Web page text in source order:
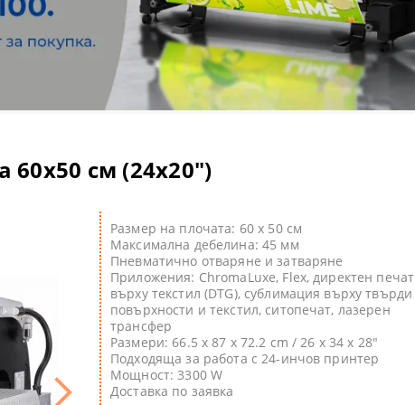
S - солвентни широкоформатни принтери
V - UV LED принтери
T - широкоформатни принтери/скенери POS/CAD/GIS
система за декорация
ГЕЛ-СУБЛИМАЦИОННИ ПРИНТЕРИ
ПРИНТЕРИ SAWGRASS
с бял и неонов тонер
поддръжка
медии
за термосублимационен печат
CD/DVD/BD дискове за инк-джет печат
тениски
картони
и консумативи
и календари
консумативи
ТЕРМОПРЕСИ
и магнити
60х50 см (24х20")
Размер на плочата: 60 x 50 см
Максимална дебелина: 45 мм
Пневматично отваряне и затваряне
Приложения: ChromaLuxe, Flex, директен печат
върху текстил (DTG), сублимация върху твърди
повърхности и текстил, ситопечат, лазерен
трансфер
Размери: 66.5 x 87 x 72.2 cm / 26 x 34 x 28"
Подходяща за работа с 24-инчов принтер
Мощност: 3300 W
Доставка по заявка